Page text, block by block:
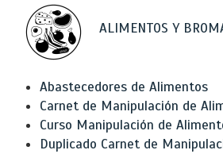
ALIMENTOS Y
Abastecedores de Alimentos
Carnet de Manipulación de
Curso Manipulación de
Duplicado Carnet de